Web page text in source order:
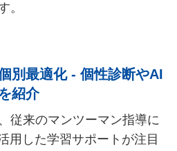
。
別最適化 - 個性診断やAI
紹介
従来のマンツーマン指導に
用した学習サポートが注目